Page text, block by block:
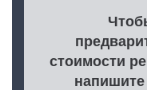
стоимости